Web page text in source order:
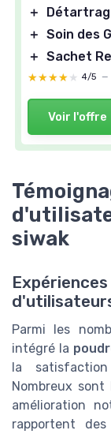
＋
＋ Soin des
＋ Sachet
★★★★★
★★★★★ 4/5 —
Voir l'offre
siwak
Parmi les
intégré la
la
Nombreux
amélioration
rapportent